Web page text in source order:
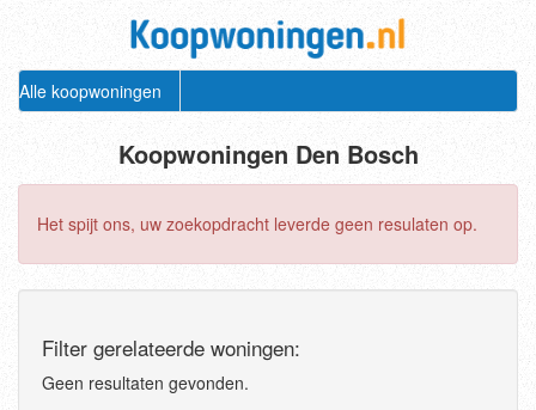
Alle koopwoningen
Koopwoningen Den Bosch
Het spijt ons, uw zoekopdracht leverde geen resulaten op.
Filter gerelateerde woningen:
Geen resultaten gevonden.